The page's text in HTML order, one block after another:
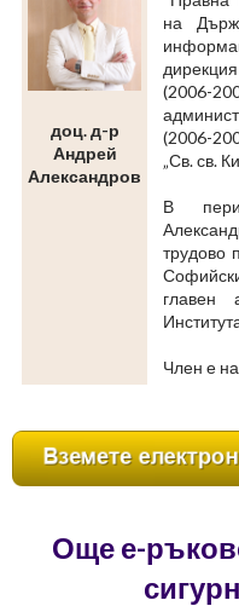
доц. д-р
Андрей
Александров
на
(2006-
(2006-
„Св. св.
В
трудово
главен
Член е
Още е-